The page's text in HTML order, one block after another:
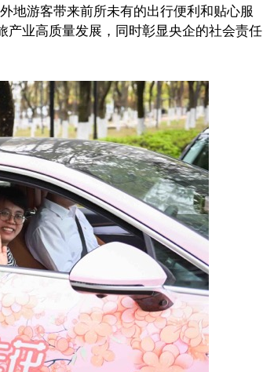
地游客带来前所未有的出行便利和贴心服
业高质量发展，同时彰显央企的社会责任